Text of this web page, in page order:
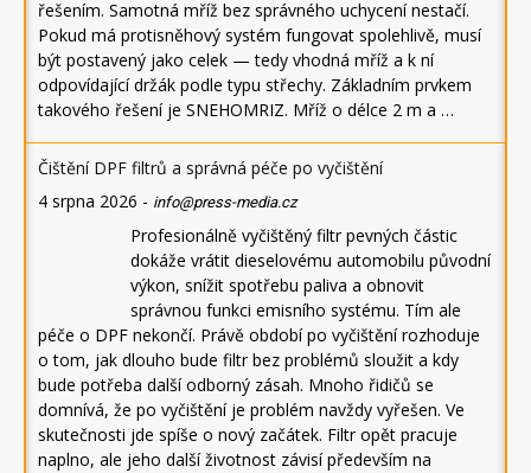
řešením. Samotná mříž bez správného uchycení nestačí.
Pokud má protisněhový systém fungovat spolehlivě, musí
být postavený jako celek — tedy vhodná mříž a k ní
odpovídající držák podle typu střechy. Základním prvkem
takového řešení je SNEHOMRIZ. Mříž o délce 2 m a …
Čištění DPF filtrů a správná péče po vyčištění
4 srpna 2026 - info@press-media.cz
Profesionálně vyčištěný filtr pevných částic
dokáže vrátit dieselovému automobilu původní
výkon, snížit spotřebu paliva a obnovit
správnou funkci emisního systému. Tím ale
péče o DPF nekončí. Právě období po vyčištění rozhoduje
o tom, jak dlouho bude filtr bez problémů sloužit a kdy
bude potřeba další odborný zásah. Mnoho řidičů se
domnívá, že po vyčištění je problém navždy vyřešen. Ve
skutečnosti jde spíše o nový začátek. Filtr opět pracuje
naplno, ale jeho další životnost závisí především na